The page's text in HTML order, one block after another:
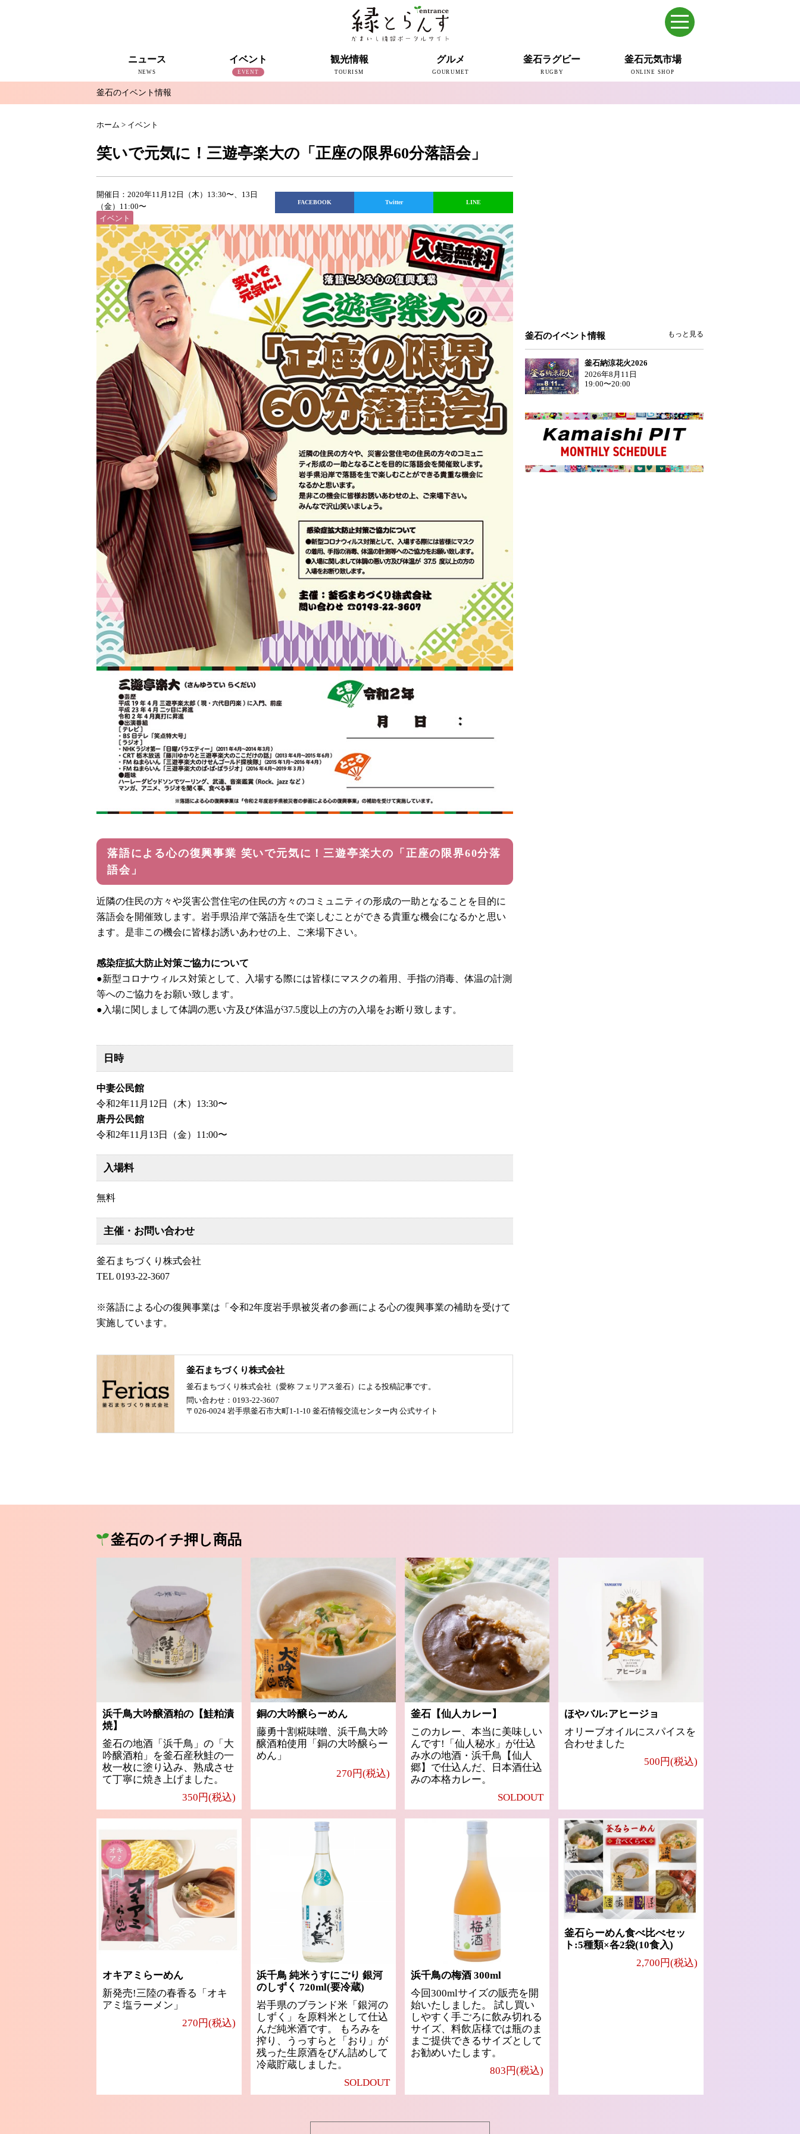
ニュース
NEWS
すべて
釜石新聞NewS
復興釜石新聞アーカイブ
地域情報
インタビュー
イベント
EVENT
観光情報
TOURISM
グルメ
GOURUMET
釜石ラグビー
RUGBY
釜石元気市場
ONLINE SHOP
釜石のイベント情報
ホーム > イベント
笑いで元気に！三遊亭楽大の「正座の限界60分落語会」
開催日：2020年11月12日（木）13:30〜、13日
（金）11:00〜
イベント
FACEBOOK Twitter LINE
落語による心の復興事業 笑いで元気に！三遊亭楽大の「正座の限界60分落
語会」
近隣の住民の方々や災害公営住宅の住民の方々のコミュニティの形成の一助となることを目的に
落語会を開催致します。岩手県沿岸で落語を生で楽しむことができる貴重な機会になるかと思い
ます。是非この機会に皆様お誘いあわせの上、ご来場下さい。
感染症拡大防止対策ご協力について
●新型コロナウィルス対策として、入場する際には皆様にマスクの着用、手指の消毒、体温の計測
等へのご協力をお願い致します。
●入場に関しまして体調の悪い方及び体温が37.5度以上の方の入場をお断り致します。
日時
中妻公民館
令和2年11月12日（木）13:30〜
唐丹公民館
令和2年11月13日（金）11:00〜
入場料
無料
主催・お問い合わせ
釜石まちづくり株式会社
TEL 0193-22-3607
※落語による心の復興事業は「令和2年度岩手県被災者の参画による心の復興事業の補助を受けて
実施しています。
釜石まちづくり株式会社
釜石まちづくり株式会社（愛称 フェリアス釜石）による投稿記事です。
問い合わせ：0193-22-3607
〒026-0024 岩手県釜石市大町1-1-10 釜石情報交流センター内 公式サイト
釜石のイベント情報 もっと見る
釜石納涼花火2026
2026年8月11日
19:00〜20:00
釜石のイチ押し商品
浜千鳥大吟醸酒粕の【鮭粕漬
焼】
釜石の地酒「浜千鳥」の「大
吟醸酒粕」を釜石産秋鮭の一
枚一枚に塗り込み、熟成させ
て丁寧に焼き上げました。
350円(税込)
銅の大吟醸らーめん
藤勇十割糀味噌、浜千鳥大吟
醸酒粕使用「銅の大吟醸らー
めん」
270円(税込)
釜石【仙人カレー】
このカレー、本当に美味しい
んです!「仙人秘水」が仕込
み水の地酒・浜千鳥【仙人
郷】で仕込んだ、日本酒仕込
みの本格カレー。
SOLDOUT
ほやバル:アヒージョ
オリーブオイルにスパイスを
合わせました
500円(税込)
オキアミらーめん
新発売!三陸の春香る「オキ
アミ塩ラーメン」
270円(税込)
浜千鳥 純米うすにごり 銀河
のしずく 720ml(要冷蔵)
岩手県のブランド米「銀河の
しずく」を原料米として仕込
んだ純米酒です。 もろみを
搾り、うっすらと「おり」が
残った生原酒をびん詰めして
冷蔵貯蔵しました。
SOLDOUT
浜千鳥の梅酒 300ml
今回300mlサイズの販売を開
始いたしました。 試し買い
しやすく手ごろに飲み切れる
サイズ、料飲店様では瓶のま
まご提供できるサイズとして
お勧めいたします。
803円(税込)
釜石らーめん食べ比べセッ
ト:5種類×各2袋(10食入)
2,700円(税込)